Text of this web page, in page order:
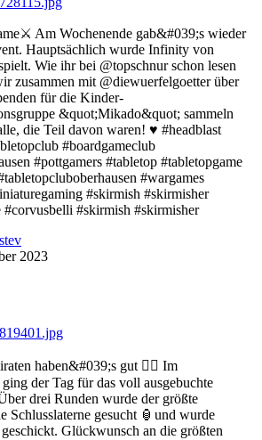
Am Wochenende gab&#039;s wieder
Hauptsächlich wurde Infinity von
Wie ihr bei @topschnur schon lesen
zusammen mit @diewuerfelgoetter über
für die Kinder-
&quot;Mikado&quot; sammeln
die Teil davon waren! ♥️ #headblast
#boardgameclub
#pottgamers #tabletop #tabletopgame
#wargames
#skirmish #skirmisher
#skirmish #skirmisher
2023
haben&#039;s gut 🏴‍☠️ Im
der Tag für das voll ausgebuchte
drei Runden wurde der größte
Schlusslaterne gesucht 🏮und wurde
Glückwunsch an die größten